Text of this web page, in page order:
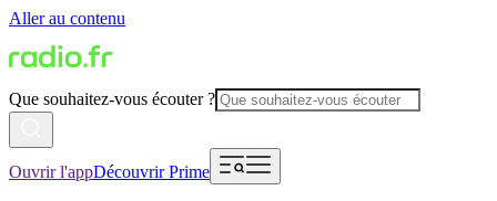
Aller au contenu
Que souhaitez-vous écouter ?
Ouvrir l'appDécouvrir Prime